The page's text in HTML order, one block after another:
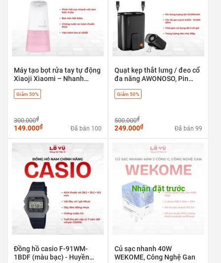
Máy tạo bọt rửa tay tự động
Xiaoji Xiaomi – Nhanh
99.9%
Giảm 50%
300.000₫
149.000₫ Đã bán 100
Quạt kẹp thắt lưng / đeo cổ
đa năng AWONOSO, Pin
10.000 RPM, làm mát suốt
Giảm 50%
500.000₫
249.000₫ Đã bán 99
Đồng hồ casio F-91WM-
1BDF (màu bạc) - Huyền
Nhận đặt trước
Củ sạc nhanh 40W
WEKOME, Công Nghệ Gan